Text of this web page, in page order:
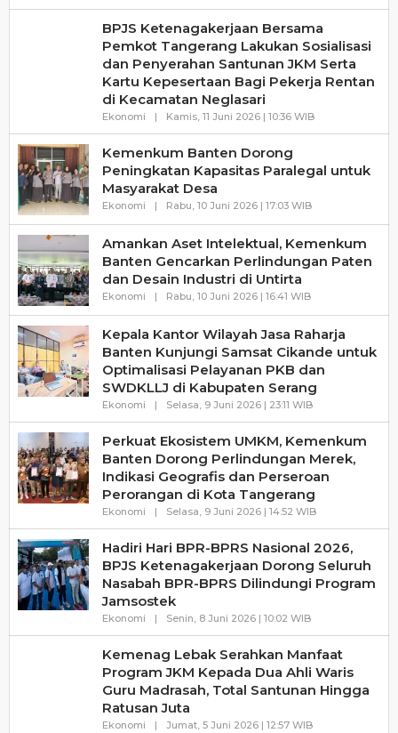
BPJS Ketenagakerjaan Bersama
Pemkot Tangerang Lakukan Sosialisasi
dan Penyerahan Santunan JKM Serta
Kartu Kepesertaan Bagi Pekerja Rentan
di Kecamatan Neglasari
Ekonomi | Kamis, 11 Juni 2026 | 10:36 WIBOleh
Kemenkum Banten Dorong
Peningkatan Kapasitas Paralegal untuk
Masyarakat Desa
Ekonomi | Rabu, 10 Juni 2026 | 17:03 WIBOleh
Amankan Aset Intelektual, Kemenkum
Banten Gencarkan Perlindungan Paten
dan Desain Industri di Untirta
Ekonomi | Rabu, 10 Juni 2026 | 16:41 WIBOleh
Kepala Kantor Wilayah Jasa Raharja
Banten Kunjungi Samsat Cikande untuk
Optimalisasi Pelayanan PKB dan
SWDKLLJ di Kabupaten Serang
Ekonomi | Selasa, 9 Juni 2026 | 23:11 WIBOleh
Perkuat Ekosistem UMKM, Kemenkum
Banten Dorong Perlindungan Merek,
Indikasi Geografis dan Perseroan
Perorangan di Kota Tangerang
Ekonomi | Selasa, 9 Juni 2026 | 14:52 WIBOleh
Hadiri Hari BPR-BPRS Nasional 2026,
BPJS Ketenagakerjaan Dorong Seluruh
Nasabah BPR-BPRS Dilindungi Program
Jamsostek
Ekonomi | Senin, 8 Juni 2026 | 10:02 WIBOleh
Kemenag Lebak Serahkan Manfaat
Program JKM Kepada Dua Ahli Waris
Guru Madrasah, Total Santunan Hingga
Ratusan Juta
Ekonomi | Jumat, 5 Juni 2026 | 12:57 WIBOleh